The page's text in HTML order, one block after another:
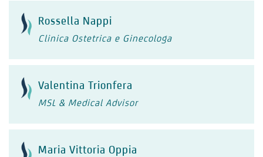
Rossella Nappi
Clinica Ostetrica e Ginecologa
Valentina Trionfera
MSL & Medical Advisor
Maria Vittoria Oppia